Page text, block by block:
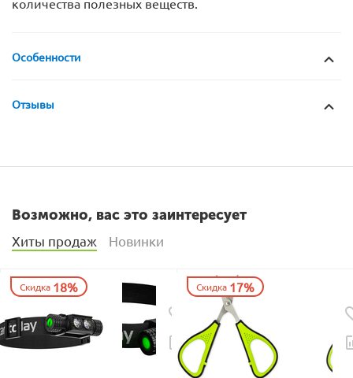
количества полезных веществ.
Особенности
Отзывы
Возможно, вас это заинтересует
Хиты продаж Новинки
Скидка 18% Скидка 17%